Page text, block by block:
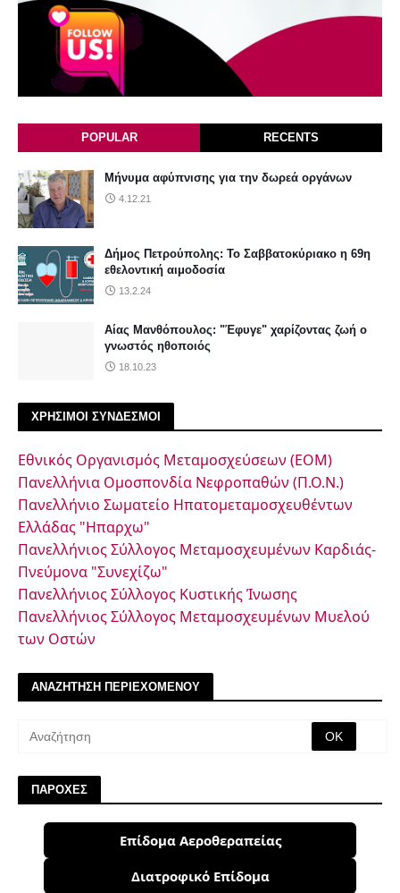
POPULAR RECENTS
Μήνυμα αφύπνισης για την δωρεά οργάνων
4.12.21
Δήμος Πετρούπολης: Το Σαββατοκύριακο η 69η
εθελοντική αιμοδοσία
13.2.24
Αίας Μανθόπουλος: "Έφυγε" χαρίζοντας ζωή ο
γνωστός ηθοποιός
18.10.23
ΧΡΗΣΙΜΟΙ ΣΥΝΔΕΣΜΟΙ
Εθνικός Οργανισμός Μεταμοσχεύσεων (ΕΟΜ)
Πανελλήνια Ομοσπονδία Νεφροπαθών (Π.Ο.Ν.)
Πανελλήνιο Σωματείο Ηπατομεταμοσχευθέντων
Ελλάδας "Ηπαρχω"
Πανελλήνιος Σύλλογος Μεταμοσχευμένων Καρδιάς-
Πνεύμονα "Συνεχίζω"
Πανελλήνιος Σύλλογος Κυστικής Ίνωσης
Πανελλήνιος Σύλλογος Μεταμοσχευμένων Μυελού
των Οστών
ΑΝΑΖΗΤΗΣΗ ΠΕΡΙΕΧΟΜΕΝΟΥ
ΠΑΡΟΧΕΣ
Επίδομα Αεροθεραπείας
Διατροφικό Επίδομα